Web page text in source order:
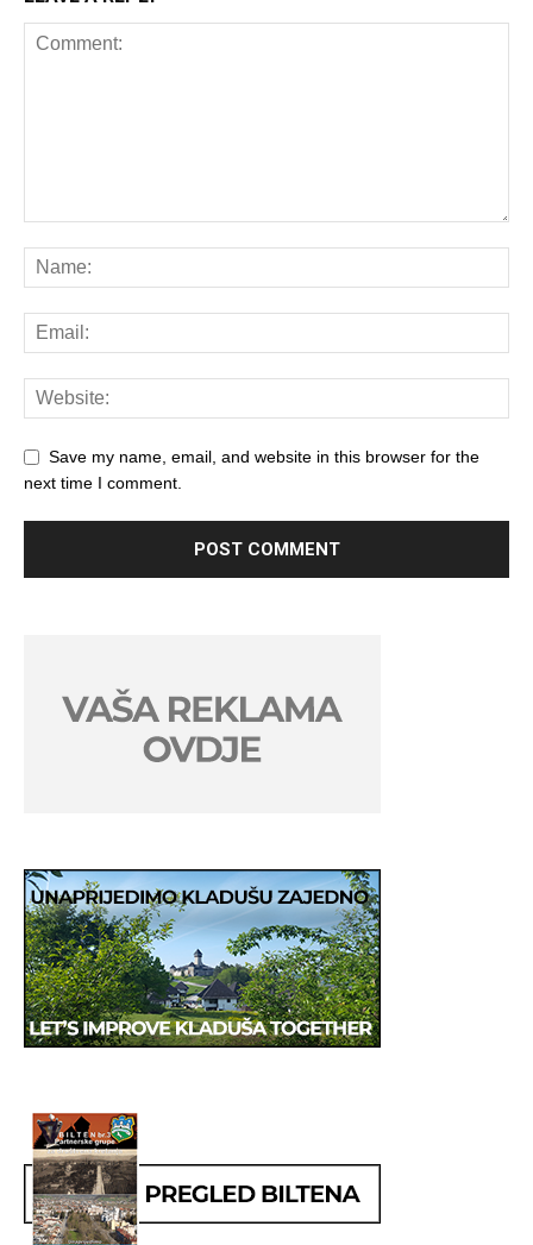
Save my name, email, and website in this browser for the
next time I comment.